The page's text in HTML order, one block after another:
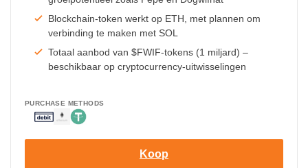
Blockchain-token werkt op ETH, met plannen om
verbinding te maken met SOL
Totaal aanbod van $FWIF-tokens (1 miljard) –
beschikbaar op cryptocurrency-uitwisselingen
PURCHASE METHODS
Koop